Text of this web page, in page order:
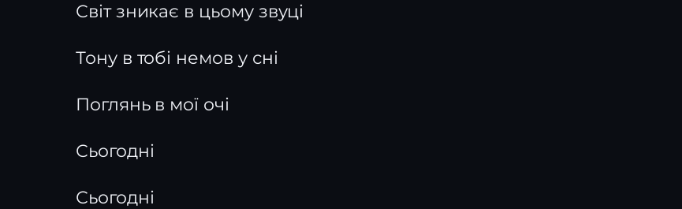
Світ зникає в цьому звуці
Тону в тобі немов у сні
Поглянь в мої очі
Сьогодні
Сьогодні